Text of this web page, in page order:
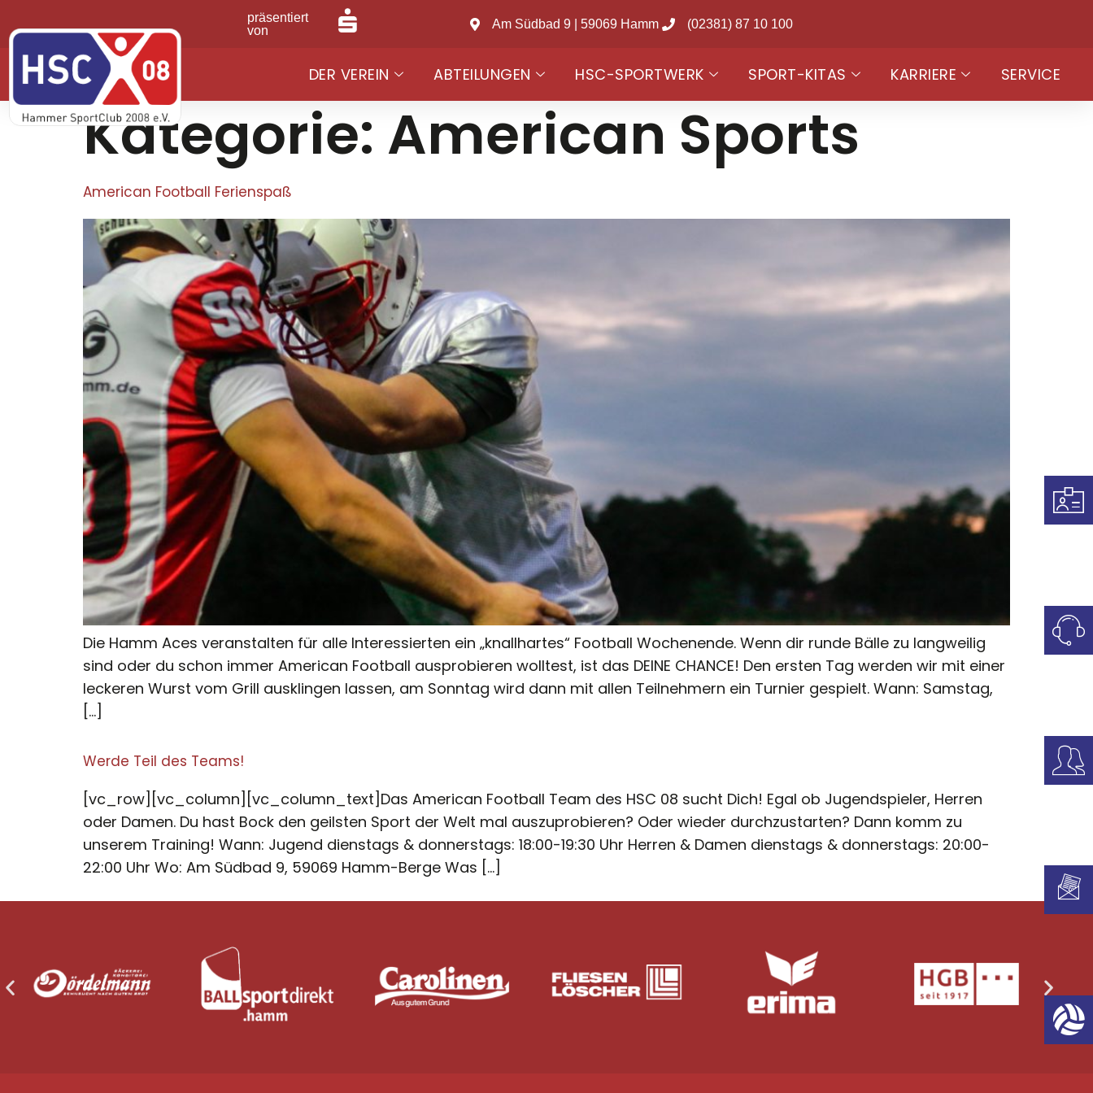
präsentiert
von
Am Südbad 9 | 59069 Hamm (02381) 87 10 100
DER VEREIN ABTEILUNGEN HSC-SPORTWERK SPORT-KITAS KARRIERE SERVICE
Kategorie: American Sports
American Football Ferienspaß
Die Hamm Aces veranstalten für alle Interessierten ein „knallhartes“ Football Wochenende. Wenn dir runde Bälle zu langweilig
sind oder du schon immer American Football ausprobieren wolltest, ist das DEINE CHANCE! Den ersten Tag werden wir mit einer
leckeren Wurst vom Grill ausklingen lassen, am Sonntag wird dann mit allen Teilnehmern ein Turnier gespielt. Wann: Samstag,
[…]
Werde Teil des Teams!
[vc_row][vc_column][vc_column_text]Das American Football Team des HSC 08 sucht Dich! Egal ob Jugendspieler, Herren
oder Damen. Du hast Bock den geilsten Sport der Welt mal auszuprobieren? Oder wieder durchzustarten? Dann komm zu
unserem Training! Wann: Jugend dienstags & donnerstags: 18:00-19:30 Uhr Herren & Damen dienstags & donnerstags: 20:00-
22:00 Uhr Wo: Am Südbad 9, 59069 Hamm-Berge Was […]